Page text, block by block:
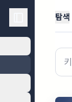
탐색